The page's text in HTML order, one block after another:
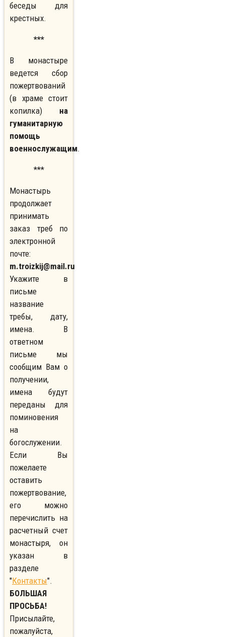
беседы для
крестных.
***
В монастыре
ведется сбор
пожертвований
(в храме стоит
копилка) на
гуманитарную
помощь
военнослужащим.
***
Монастырь
продолжает
принимать
заказ треб по
электронной
почте:
m.troizkij@mail.ru
Укажите в
письме
название
требы, дату,
имена. В
ответном
письме мы
сообщим Вам о
получении,
имена будут
переданы для
поминовения
на
богослужении.
Если Вы
пожелаете
оставить
пожертвование,
его можно
перечислить на
расчетный счет
монастыря, он
указан в
разделе
"Контакты".
БОЛЬШАЯ
ПРОСЬБА!
Присылайте,
пожалуйста,